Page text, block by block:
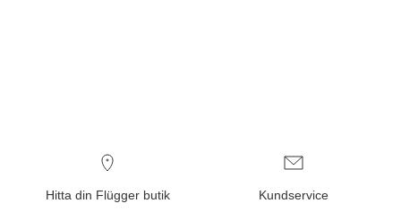
Hitta din Flügger butik Kundservice